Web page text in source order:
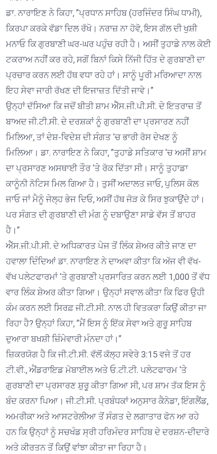
ਡਾ. ਨਾਰਾਇਣ ਨੇ ਕਿਹਾ, ”ਪ੍ਰਧਾਨ ਸਾਹਿਬ (ਹਰਜਿੰਦਰ ਸਿੰਘ ਧਾਮੀ),
ਕਿਰਪਾ ਕਰਕੇ ਵੱਡਾ ਦਿਲ ਰੱਖੋ। ਨਰਾਜ਼ ਨਾ ਹੋਵੋ, ਇਸ ਗੱਲ ਦੀ ਖੁਸ਼ੀ
ਮਨਾਓ ਕਿ ਗੁਰਬਾਣੀ ਘਰ-ਘਰ ਪਹੁੰਚ ਰਹੀ ਹੈ। ਅਸੀਂ ਤੁਹਾਡੇ ਨਾਲ ਕੋਈ
ਟਕਰਾਅ ਨਹੀਂ ਕਰ ਰਹੇ, ਸਗੋਂ ਬਿਨਾਂ ਕਿਸੇ ਨਿੱਜੀ ਹਿੱਤ ਦੇ ਗੁਰਬਾਣੀ ਦਾ
ਪ੍ਰਚਾਰ ਕਰਨ ਲਈ ਹੱਥ ਵਧਾ ਰਹੇ ਹਾਂ। ਸਾਨੂੰ ਪੂਰੀ ਮਰਿਆਦਾ ਨਾਲ
ਇਹ ਸੇਵਾ ਜਾਰੀ ਰੱਖਣ ਦੀ ਇਜਾਜ਼ਤ ਦਿੱਤੀ ਜਾਵੇ।”
ਉਨ੍ਹਾਂ ਦੱਸਿਆ ਕਿ ਜਦੋਂ ਬੀਤੀ ਸ਼ਾਮ ਐੱਸ.ਜੀ.ਪੀ.ਸੀ. ਦੇ ਇਤਰਾਜ਼ ਤੋਂ
ਬਾਅਦ ਜੀ.ਟੀ.ਸੀ. ਦੇ ਦਰਸ਼ਕਾਂ ਨੂੰ ਗੁਰਬਾਣੀ ਦਾ ਪ੍ਰਸਾਰਣ ਨਹੀਂ
ਮਿਲਿਆ, ਤਾਂ ਦੇਸ਼-ਵਿਦੇਸ਼ ਦੀ ਸੰਗਤ ‘ਚ ਭਾਰੀ ਰੋਸ ਦੇਖਣ ਨੂੰ
ਮਿਲਿਆ। ਡਾ. ਨਾਰਾਇਣ ਨੇ ਕਿਹਾ, ”ਤੁਹਾਡੇ ਸਤਿਕਾਰ ‘ਚ ਅਸੀਂ ਸ਼ਾਮ
ਦਾ ਪ੍ਰਸਾਰਣ ਅਸਥਾਈ ਤੌਰ ‘ਤੇ ਰੋਕ ਦਿੱਤਾ ਸੀ। ਸਾਨੂੰ ਤੁਹਾਡਾ
ਕਾਨੂੰਨੀ ਨੋਟਿਸ ਮਿਲ ਗਿਆ ਹੈ। ਤੁਸੀਂ ਅਦਾਲਤ ਜਾਓ, ਪੁਲਿਸ ਕੋਲ
ਜਾਓ ਜਾਂ ਮੈਨੂੰ ਜੇਲ੍ਹ ਭੇਜ ਦਿਓ, ਅਸੀਂ ਹੱਥ ਜੋੜ ਕੇ ਸਿਰ ਝੁਕਾਉਂਦੇ ਹਾਂ।
ਪਰ ਸੰਗਤ ਦੀ ਗੁਰਬਾਣੀ ਦੀ ਮੰਗ ਨੂੰ ਦਬਾਉਣਾ ਸਾਡੇ ਵੱਸ ਤੋਂ ਬਾਹਰ
ਹੈ।”
ਐੱਸ.ਜੀ.ਪੀ.ਸੀ. ਦੇ ਅਧਿਕਾਰਤ ਪੇਜ ਤੋਂ ਲਿੰਕ ਸ਼ੇਅਰ ਕੀਤੇ ਜਾਣ ਦਾ
ਹਵਾਲਾ ਦਿੰਦਿਆਂ ਡਾ. ਨਾਰਾਇਣ ਨੇ ਦਾਅਵਾ ਕੀਤਾ ਕਿ ਅੱਜ ਵੀ ਵੱਖ-
ਵੱਖ ਪਲੇਟਫਾਰਮਾਂ ‘ਤੇ ਗੁਰਬਾਣੀ ਪ੍ਰਸਾਰਿਤ ਕਰਨ ਲਈ 1,000 ਤੋਂ ਵੱਧ
ਵਾਰ ਲਿੰਕ ਸ਼ੇਅਰ ਕੀਤਾ ਗਿਆ। ਉਨ੍ਹਾਂ ਸਵਾਲ ਕੀਤਾ ਕਿ ਫਿਰ ਉਹੀ
ਕੰਮ ਕਰਨ ਲਈ ਸਿਰਫ਼ ਜੀ.ਟੀ.ਸੀ. ਨਾਲ ਹੀ ਵਿਤਕਰਾ ਕਿਉਂ ਕੀਤਾ ਜਾ
ਰਿਹਾ ਹੈ? ਉਨ੍ਹਾਂ ਕਿਹਾ, ”ਮੈਂ ਇਸ ਨੂੰ ਇੱਕ ਸੇਵਾ ਅਤੇ ਗੁਰੂ ਸਾਹਿਬ
ਦੁਆਰਾ ਬਖਸ਼ੀ ਜ਼ਿੰਮੇਵਾਰੀ ਮੰਨਦਾ ਹਾਂ।”
ਜ਼ਿਕਰਯੋਗ ਹੈ ਕਿ ਜੀ.ਟੀ.ਸੀ. ਵੱਲੋਂ ਕੱਲ੍ਹ ਸਵੇਰੇ 3:15 ਵਜੇ ਤੋਂ ਹਰ
ਟੀ.ਵੀ., ਐਂਡਰਾਇਡ ਮੋਬਾਈਲ ਅਤੇ ਓ.ਟੀ.ਟੀ. ਪਲੇਟਫਾਰਮ ‘ਤੇ
ਗੁਰਬਾਣੀ ਦਾ ਪ੍ਰਸਾਰਣ ਸ਼ੁਰੂ ਕੀਤਾ ਗਿਆ ਸੀ, ਪਰ ਸ਼ਾਮ ਤੱਕ ਇਸ ਨੂੰ
ਬੰਦ ਕਰਨਾ ਪਿਆ। ਜੀ.ਟੀ.ਸੀ. ਪ੍ਰਬੰਧਕਾਂ ਅਨੁਸਾਰ ਕੈਨੇਡਾ, ਇੰਗਲੈਂਡ,
ਅਮਰੀਕਾ ਅਤੇ ਆਸਟਰੇਲੀਆ ਤੋਂ ਸੰਗਤ ਦੇ ਲਗਾਤਾਰ ਫੋਨ ਆ ਰਹੇ
ਹਨ ਕਿ ਉਨ੍ਹਾਂ ਨੂੰ ਸਚਖੰਡ ਸ੍ਰੀ ਹਰਿਮੰਦਰ ਸਾਹਿਬ ਦੇ ਦਰਸ਼ਨ-ਦੀਦਾਰੇ
ਅਤੇ ਕੀਰਤਨ ਤੋਂ ਕਿਉਂ ਵਾਂਝਾ ਕੀਤਾ ਜਾ ਰਿਹਾ ਹੈ।